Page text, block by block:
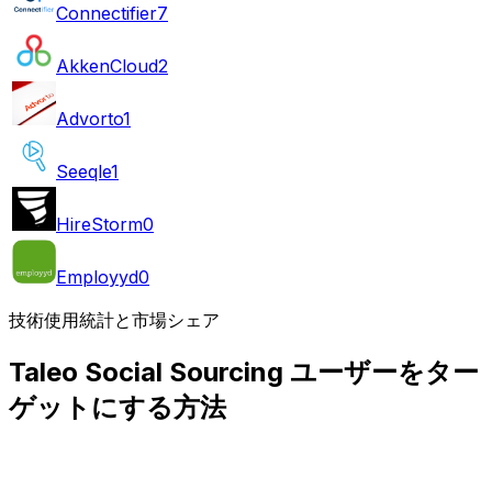
Connectifier7
AkkenCloud2
Advorto1
Seeqle1
HireStorm0
Employyd0
技術使用統計と市場シェア
Taleo Social Sourcing ユーザーをター
ゲットにする方法